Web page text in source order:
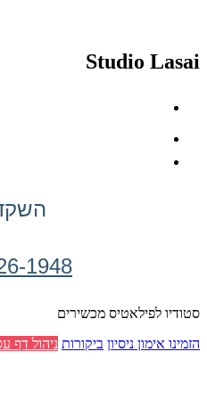
Studio Lasai
השקד
1948
סטודיו לפילאטיס מכשירים
הזמינו אימון ניסיון ביקורות ניהול דף